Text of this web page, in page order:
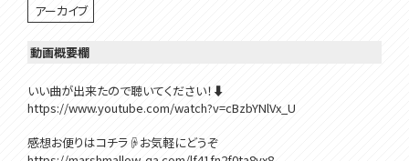
アーカイブ
動画概要欄
いい曲が出来たので聴いてください！⬇️
https://www.youtube.com/watch?v=cBzbYNlVx_U
感想お便りはコチラ☟お気軽にどうぞ